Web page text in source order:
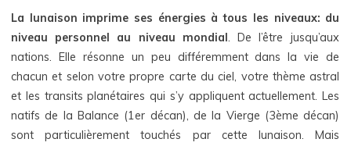
La lunaison imprime ses énergies à tous les niveaux: du
niveau personnel au niveau mondial. De l’être jusqu’aux
nations. Elle résonne un peu différemment dans la vie de
chacun et selon votre propre carte du ciel, votre thème astral
et les transits planétaires qui s’y appliquent actuellement. Les
natifs de la Balance (1er décan), de la Vierge (3ème décan)
sont particulièrement touchés par cette lunaison. Mais